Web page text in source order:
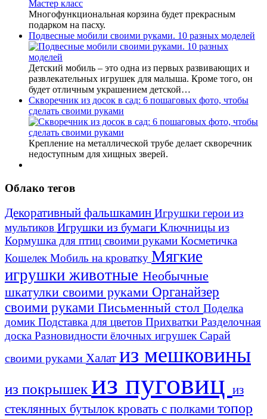
Многофункциональная корзина будет прекрасным
подарком на пасху.
Подвесные мобили своими руками. 10 разных моделей
Детский мобиль – это одна из первых развивающих и
развлекательных игрушек для малыша. Кроме того, он
будет отличным украшением детской…
Скворечник из досок в сад: 6 пошаговых фото, чтобы
сделать своими руками
Крепление на металлической трубе делает скворечник
недоступным для хищных зверей.
Облако тегов
Декоративный фальшкамин Игрушки герои из
мультиков Игрушки из бумаги Ключницы из
Кормушка для птиц своими руками Косметичка
КошелекМобиль на кроватку Мягкие
игрушки животные Необычные
шкатулки своими руками Органайзер
своими руками Письменный стол Поделка
домикПодставка для цветов Прихватки Разделочная
доска Разновидности ёлочных игрушекСарай
своими руками Халат из мешковины
из покрышек из пуговиц из
стеклянных бутылоккровать с полками топор